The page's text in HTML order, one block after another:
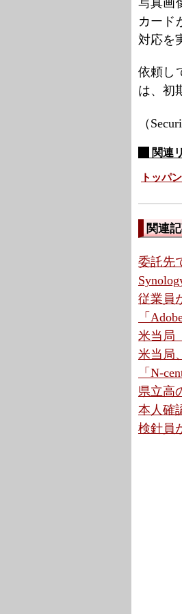
写真画
カード
対応を
依頼し
は、初
（
関連
トッパ
関連
委託先
従業員
「
米当局
米当局
「N-
県立高
本人確
検針員